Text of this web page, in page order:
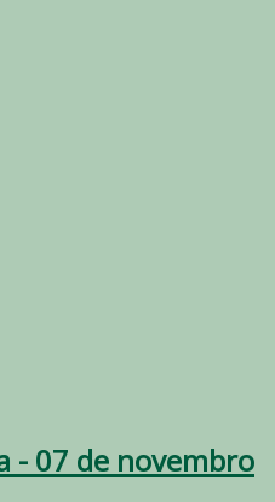
- 07 de novembro